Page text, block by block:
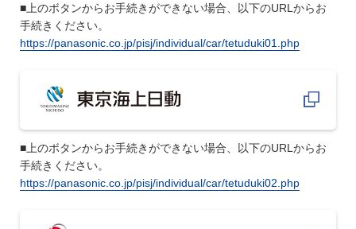
■上のボタンからお手続きができない場合、以下のURLからお
手続きください。
https://panasonic.co.jp/pisj/individual/car/tetuduki01.php
■上のボタンからお手続きができない場合、以下のURLからお
手続きください。
https://panasonic.co.jp/pisj/individual/car/tetuduki02.php